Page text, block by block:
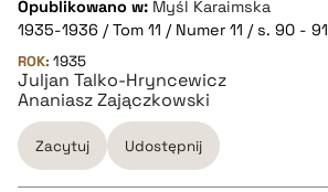
pobierz cytat
BIBTEX
pobierz cytat
Opublikowano w: Myśl Karaimska
1935-1936 / Tom 11 / Numer 11 / s. 90 - 91
ROK: 1935
Juljan Talko-Hryncewicz
Ananiasz Zajączkowski
Zacytuj Udostępnij